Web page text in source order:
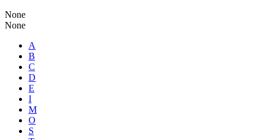
None
None
A
B
C
D
E
I
M
O
S